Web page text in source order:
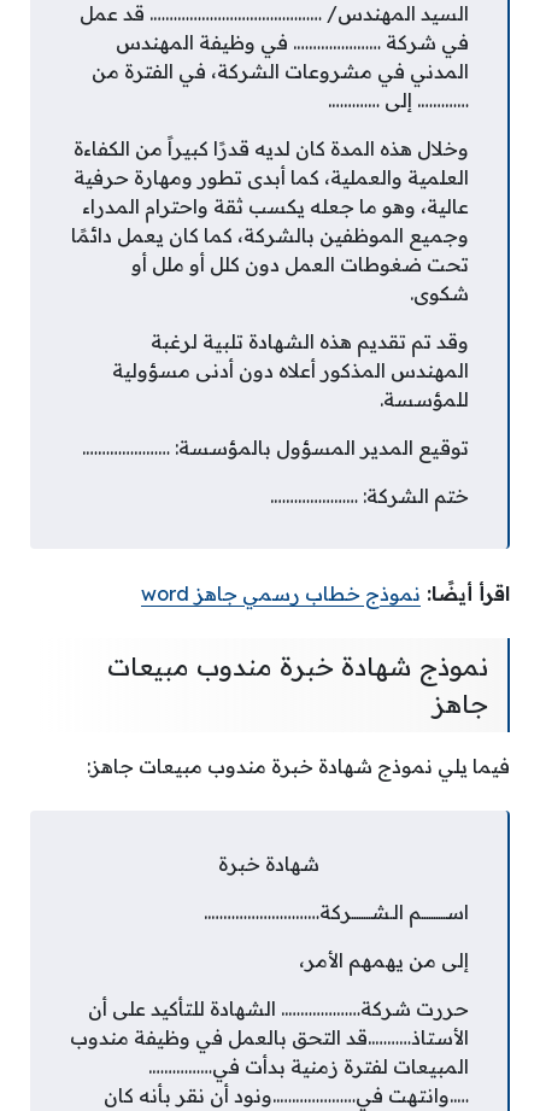
السيد المهندس/ ……………………………………. قد عمل
في شركة …………………. في وظيفة المهندس
المدني في مشروعات الشركة، في الفترة من
…………. إلى ………….
وخلال هذه المدة كان لديه قدرًا كبيراً من الكفاءة
العلمية والعملية، كما أبدى تطور ومهارة حرفية
عالية، وهو ما جعله يكسب ثقة واحترام المدراء
وجميع الموظفين بالشركة، كما كان يعمل دائمًا
تحت ضغوطات العمل دون كلل أو ملل أو
شكوى.
وقد تم تقديم هذه الشهادة تلبية لرغبة
المهندس المذكور أعلاه دون أدنى مسؤولية
للمؤسسة.
توقيع المدير المسؤول بالمؤسسة: ………………….
ختم الشركة: ………………….
اقرأ أيضًا: نموذج خطاب رسمي جاهز word
نموذج شهادة خبرة مندوب مبيعات
جاهز
فيما يلي نموذج شهادة خبرة مندوب مبيعات جاهز:
شهادة خبرة
اســــــــــم الـشــــــــركة………………………..
إلى من يهمهم الأمر،
حررت شركة……………….. الشهادة للتأكيد على أن
الأستاذ………..قد التحق بالعمل في وظيفة مندوب
المبيعات لفترة زمنية بدأت في…………….
…..وانتهت في…………….…..ونود أن نقر بأنه كان